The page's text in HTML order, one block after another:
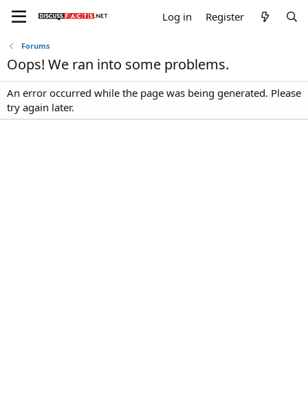
Log in Register
Forums
Oops! We ran into some problems.
An error occurred while the page was being generated. Please
try again later.